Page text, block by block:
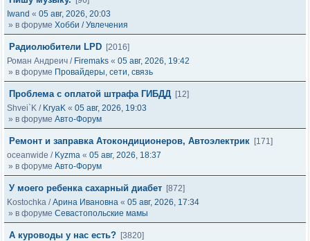
Iwand « 05 авг, 2026, 20:03
» в форуме Хобби / Увлечения
Радиолюбители LPD [2016]
Роман Андреич / Firemaks « 05 авг, 2026, 19:42
» в форуме Провайдеры, сети, связь
Проблема с оплатой штрафа ГИБДД [12]
Shvei`K / KryaK « 05 авг, 2026, 19:03
» в форуме Авто-Форум
Ремонт и заправка Атокондиционеров, Автоэлектрик [171]
oceanwide / Kyzma « 05 авг, 2026, 18:37
» в форуме Авто-Форум
У моего ребенка сахарный диабет [872]
Kostochka /Арина Ивановна « 05 авг, 2026, 17:34
» в форуме Севастопольские мамы
А куроводы у нас есть? [3820]